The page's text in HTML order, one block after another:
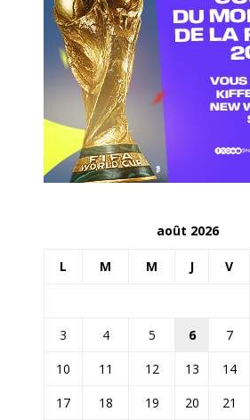
août 2026
L M M J V
3
4 5 6 7
10
11 12 13 14
17
18 19 20 21